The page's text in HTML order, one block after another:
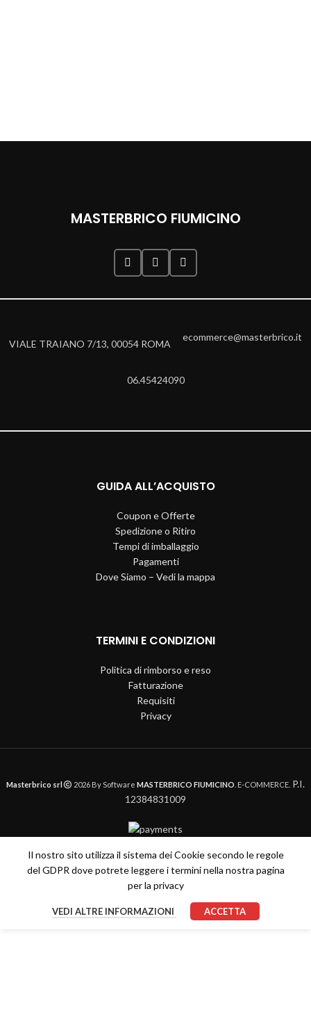
MASTERBRICO FIUMICINO
VIALE TRAIANO 7/13, 00054 ROMA
ecommerce@masterbrico.it
06.45424090
GUIDA ALL’ACQUISTO
Coupon e Offerte
Spedizione o Ritiro
Tempi di imballaggio
Pagamenti
Dove Siamo – Vedi la mappa
TERMINI E CONDIZIONI
Politica di rimborso e reso
Fatturazione
Requisiti
Privacy
Masterbrico srl 2026 By Software MASTERBRICO FIUMICINO . E-COMMERCE. P.I.
12384831009
Il nostro sito utilizza il sistema dei Cookie secondo le regole
del GDPR dove potrete leggere i termini nella nostra pagina
per la privacy
VEDI ALTRE INFORMAZIONI ACCETTA